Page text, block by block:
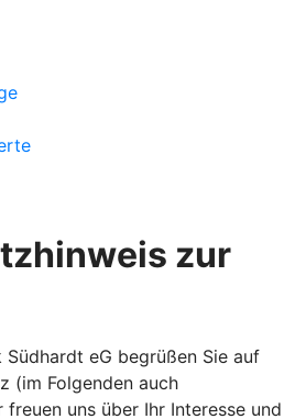
zur
Südhardt eG begrüßen Sie auf
(im Folgenden auch
freuen uns über Ihr Interesse und